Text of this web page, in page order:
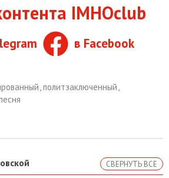
IMHOclub
в Facebook
политзаключенный
СВЕРНУТЬ ВСЕ